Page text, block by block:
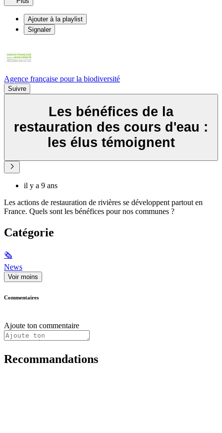
Ajouter à la playlist
Signaler
Agence française pour la biodiversité
Suivre
Les bénéfices de la
restauration des cours d'eau :
les élus témoignent
il y a 9 ans
Les actions de restauration de rivières se développent partout en
France. Quels sont les bénéfices pour nos communes ?
Catégorie
🗞
News
Voir moins
Commentaires
Ajoute ton commentaire
Recommandations